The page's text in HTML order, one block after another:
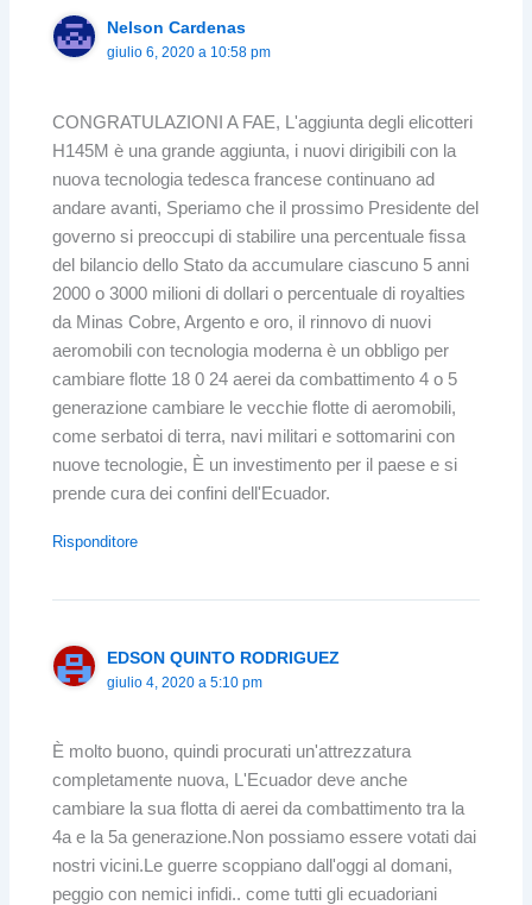
Nelson Cardenas
giulio 6, 2020 a 10:58 pm
CONGRATULAZIONI A FAE, L'aggiunta degli elicotteri
H145M è una grande aggiunta, i nuovi dirigibili con la
nuova tecnologia tedesca francese continuano ad
andare avanti, Speriamo che il prossimo Presidente del
governo si preoccupi di stabilire una percentuale fissa
del bilancio dello Stato da accumulare ciascuno 5 anni
2000 o 3000 milioni di dollari o percentuale di royalties
da Minas Cobre, Argento e oro, il rinnovo di nuovi
aeromobili con tecnologia moderna è un obbligo per
cambiare flotte 18 0 24 aerei da combattimento 4 o 5
generazione cambiare le vecchie flotte di aeromobili,
come serbatoi di terra, navi militari e sottomarini con
nuove tecnologie, È un investimento per il paese e si
prende cura dei confini dell'Ecuador.
Risponditore
EDSON QUINTO RODRIGUEZ
giulio 4, 2020 a 5:10 pm
È molto buono, quindi procurati un'attrezzatura
completamente nuova, L'Ecuador deve anche
cambiare la sua flotta di aerei da combattimento tra la
4a e la 5a generazione.Non possiamo essere votati dai
nostri vicini.Le guerre scoppiano dall'oggi al domani,
peggio con nemici infidi.. come tutti gli ecuadoriani